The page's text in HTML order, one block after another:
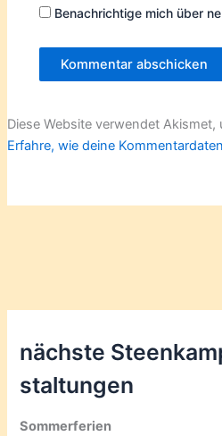
Benachrichtige mich über
Diese Website verwendet Akismet,
Erfahre, wie deine
nächste
staltungen
Sommerferien